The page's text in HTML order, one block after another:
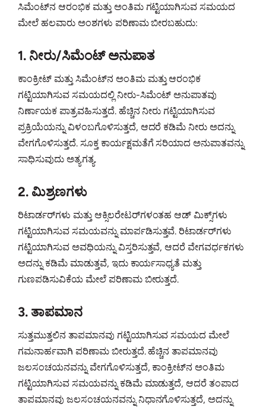
ಸಿಮೆಂಟ್‌ನ ಆರಂಭಿಕ ಮತ್ತು ಅಂತಿಮ ಗಟ್ಟಿಯಾಗಿಸುವ ಸಮಯದ
ಮೇಲೆ ಹಲವಾರು ಅಂಶಗಳು ಪರಿಣಾಮ ಬೀರಬಹುದು:
1. ನೀರು/ಸಿಮೆಂಟ್ ಅನುಪಾತ
ಕಾಂಕ್ರೀಟ್ ಮತ್ತು ಸಿಮೆಂಟ್‌ನ ಅಂತಿಮ ಮತ್ತು ಆರಂಭಿಕ
ಗಟ್ಟಿಯಾಗಿಸುವ ಸಮಯದಲ್ಲಿ ನೀರು-ಸಿಮೆಂಟ್ ಅನುಪಾತವು
ನಿರ್ಣಾಯಕ ಪಾತ್ರವಹಿಸುತ್ತದೆ. ಹೆಚ್ಚಿನ ನೀರು ಗಟ್ಟಿಯಾಗಿಸುವ
ಪ್ರಕ್ರಿಯೆಯನ್ನು ವಿಳಂಬಗೊಳಿಸುತ್ತದೆ, ಆದರೆ ಕಡಿಮೆ ನೀರು ಅದನ್ನು
ವೇಗಗೊಳಿಸುತ್ತದೆ. ಸೂಕ್ತ ಕಾರ್ಯಕ್ಷಮತೆಗೆ ಸರಿಯಾದ ಅನುಪಾತವನ್ನು
ಸಾಧಿಸುವುದು ಅತ್ಯಗತ್ಯ.
2. ಮಿಶ್ರಣಗಳು
ರಿಟಾರ್ಡರ್‌ಗಳು ಮತ್ತು ಆಕ್ಸಿಲರೇಟರ್‌ಗಳಂತಹ ಆಡ್ ಮಿಕ್ಸ್‌ಗಳು
ಗಟ್ಟಿಯಾಗಿಸುವ ಸಮಯವನ್ನು ಮಾರ್ಪಡಿಸುತ್ತವೆ. ರಿಟಾರ್ಡರ್‌ಗಳು
ಗಟ್ಟಿಯಾಗಿಸುವ ಅವಧಿಯನ್ನು ವಿಸ್ತರಿಸುತ್ತವೆ, ಆದರೆ ವೇಗವರ್ಧಕಗಳು
ಅದನ್ನು ಕಡಿಮೆ ಮಾಡುತ್ತವೆ, ಇದು ಕಾರ್ಯಸಾಧ್ಯತೆ ಮತ್ತು
ಗುಣಪಡಿಸುವಿಕೆಯ ಮೇಲೆ ಪರಿಣಾಮ ಬೀರುತ್ತದೆ.
3. ತಾಪಮಾನ
ಸುತ್ತಮುತ್ತಲಿನ ತಾಪಮಾನವು ಗಟ್ಟಿಯಾಗಿಸುವ ಸಮಯದ ಮೇಲೆ
ಗಮನಾರ್ಹವಾಗಿ ಪರಿಣಾಮ ಬೀರುತ್ತದೆ. ಹೆಚ್ಚಿನ ತಾಪಮಾನವು
ಜಲಸಂಚಯನವನ್ನು ವೇಗಗೊಳಿಸುತ್ತದೆ, ಕಾಂಕ್ರೀಟ್‌ನ ಅಂತಿಮ
ಗಟ್ಟಿಯಾಗಿಸುವ ಸಮಯವನ್ನು ಕಡಿಮೆ ಮಾಡುತ್ತದೆ, ಆದರೆ ತಂಪಾದ
ತಾಪಮಾನವು ಜಲಸಂಚಯನವನ್ನು ನಿಧಾನಗೊಳಿಸುತ್ತದೆ, ಅದನ್ನು